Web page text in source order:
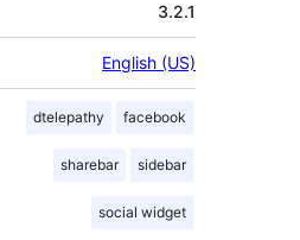
3.2.1
English (US)
dtelepathy facebook
sharebar sidebar
social widget